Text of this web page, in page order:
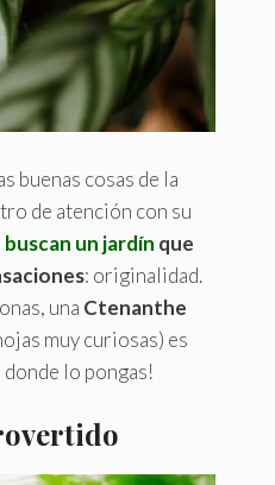
buenas cosas de la
de atención con su
buscan un jardín que
: originalidad.
una Ctenanthe
muy curiosas) es
donde lo pongas!